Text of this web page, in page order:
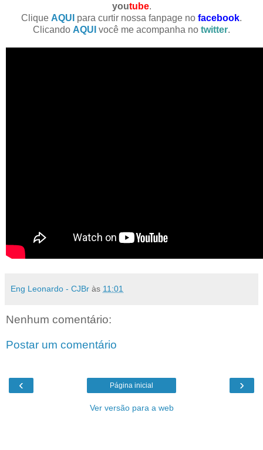
youtube.
Clique AQUI para curtir nossa fanpage no facebook.
Clicando AQUI você me acompanha no twitter.
Eng Leonardo - CJBr às 11:01
Nenhum comentário:
Postar um comentário
‹ ›
Página inicial
Ver versão para a web